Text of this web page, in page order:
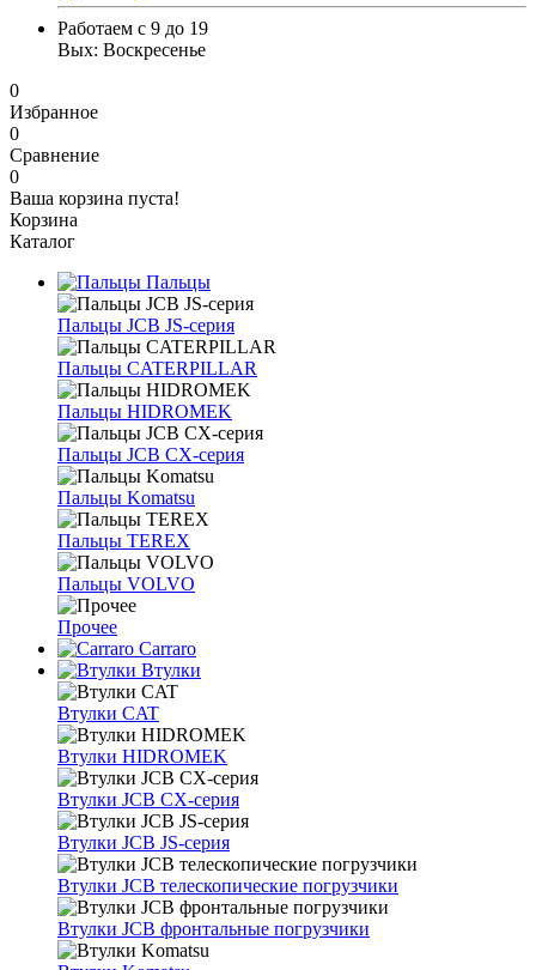
Работаем с 9 до 19
Вых: Воскресенье
0
Избранное
0
Сравнение
0
Ваша корзина пуста!
Корзина
Каталог
Пальцы
Пальцы JCB JS-серия
Пальцы CATERPILLAR
Пальцы HIDROMEK
Пальцы JCB CX-серия
Пальцы Komatsu
Пальцы TEREX
Пальцы VOLVO
Прочее
Carraro
Втулки
Втулки CAT
Втулки HIDROMEK
Втулки JCB CX-серия
Втулки JCB JS-серия
Втулки JCB телескопические погрузчики
Втулки JCB фронтальные погрузчики